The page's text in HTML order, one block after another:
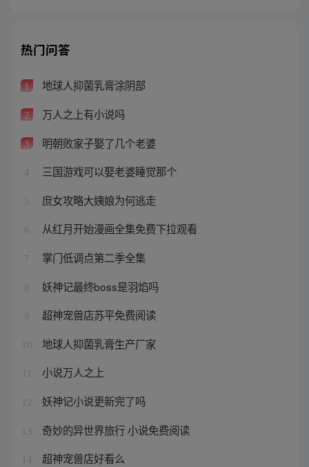
热门问答
1 地球人抑菌乳膏涂阴部
2 万人之上有小说吗
3 明朝败家子娶了几个老婆
4 三国游戏可以娶老婆睡觉那个
5 庶女攻略大姨娘为何逃走
6 从红月开始漫画全集免费下拉观看
7 掌门低调点第二季全集
8 妖神记最终boss是羽焰吗
9 超神宠兽店苏平免费阅读
10 地球人抑菌乳膏生产厂家
小说万人之上
12 妖神记小说更新完了吗
13 奇妙的异世界旅行 小说免费阅读
14 超神宠兽店好看么